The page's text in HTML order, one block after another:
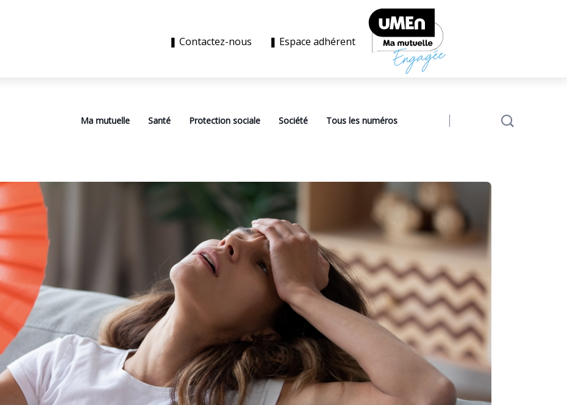
❚ Contactez-nous ❚ Espace adhérent
Ma mutuelle Santé Protection sociale Société Tous les numéros